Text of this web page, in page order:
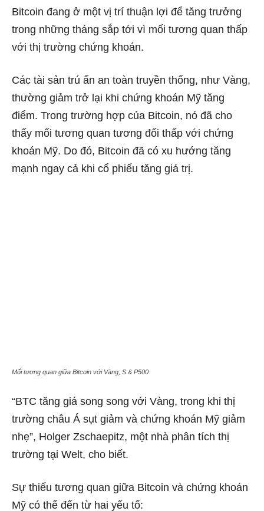
Bitcoin đang ở một vị trí thuận lợi để tăng trưởng
trong những tháng sắp tới vì mối tương quan thấp
với thị trường chứng khoán.
Các tài sản trú ẩn an toàn truyền thống, như Vàng,
thường giảm trở lại khi chứng khoán Mỹ tăng
điểm. Trong trường hợp của Bitcoin, nó đã cho
thấy mối tương quan tương đối thấp với chứng
khoán Mỹ. Do đó, Bitcoin đã có xu hướng tăng
mạnh ngay cả khi cổ phiếu tăng giá trị.
Mối tương quan giữa Bitcoin với Vàng, S & P500
“BTC tăng giá song song với Vàng, trong khi thị
trường châu Á sụt giảm và chứng khoán Mỹ giảm
nhẹ”, Holger Zschaepitz, một nhà phân tích thị
trường tại Welt, cho biết.
Sự thiếu tương quan giữa Bitcoin và chứng khoán
Mỹ có thể đến từ hai yếu tố: